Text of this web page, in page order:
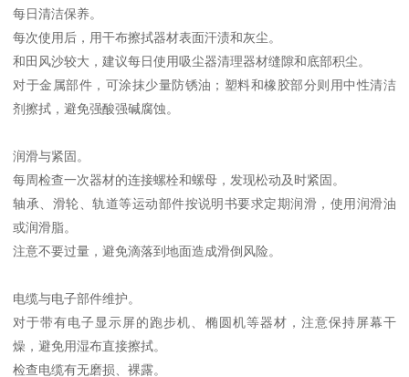
每日清洁保养。
每次使用后，用干布擦拭器材表面汗渍和灰尘。
和田风沙较大，建议每日使用吸尘器清理器材缝隙和底部积尘。
对于金属部件，可涂抹少量防锈油；塑料和橡胶部分则用中性清洁
剂擦拭，避免强酸强碱腐蚀。
润滑与紧固。
每周检查一次器材的连接螺栓和螺母，发现松动及时紧固。
轴承、滑轮、轨道等运动部件按说明书要求定期润滑，使用润滑油
或润滑脂。
注意不要过量，避免滴落到地面造成滑倒风险。
电缆与电子部件维护。
对于带有电子显示屏的跑步机、椭圆机等器材，注意保持屏幕干
燥，避免用湿布直接擦拭。
检查电缆有无磨损、裸露。